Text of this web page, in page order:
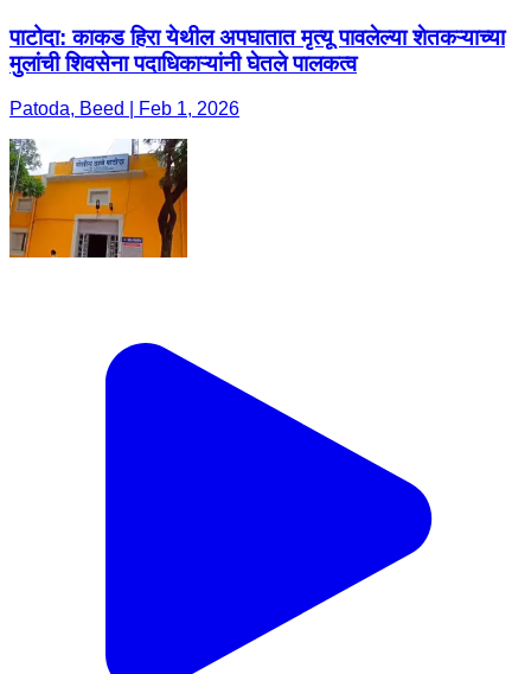
पाटोदा: काकड हिरा येथील अपघातात मृत्यू पावलेल्या शेतकऱ्याच्या
मुलांची शिवसेना पदाधिकाऱ्यांनी घेतले पालकत्व
Patoda, Beed | Feb 1, 2026